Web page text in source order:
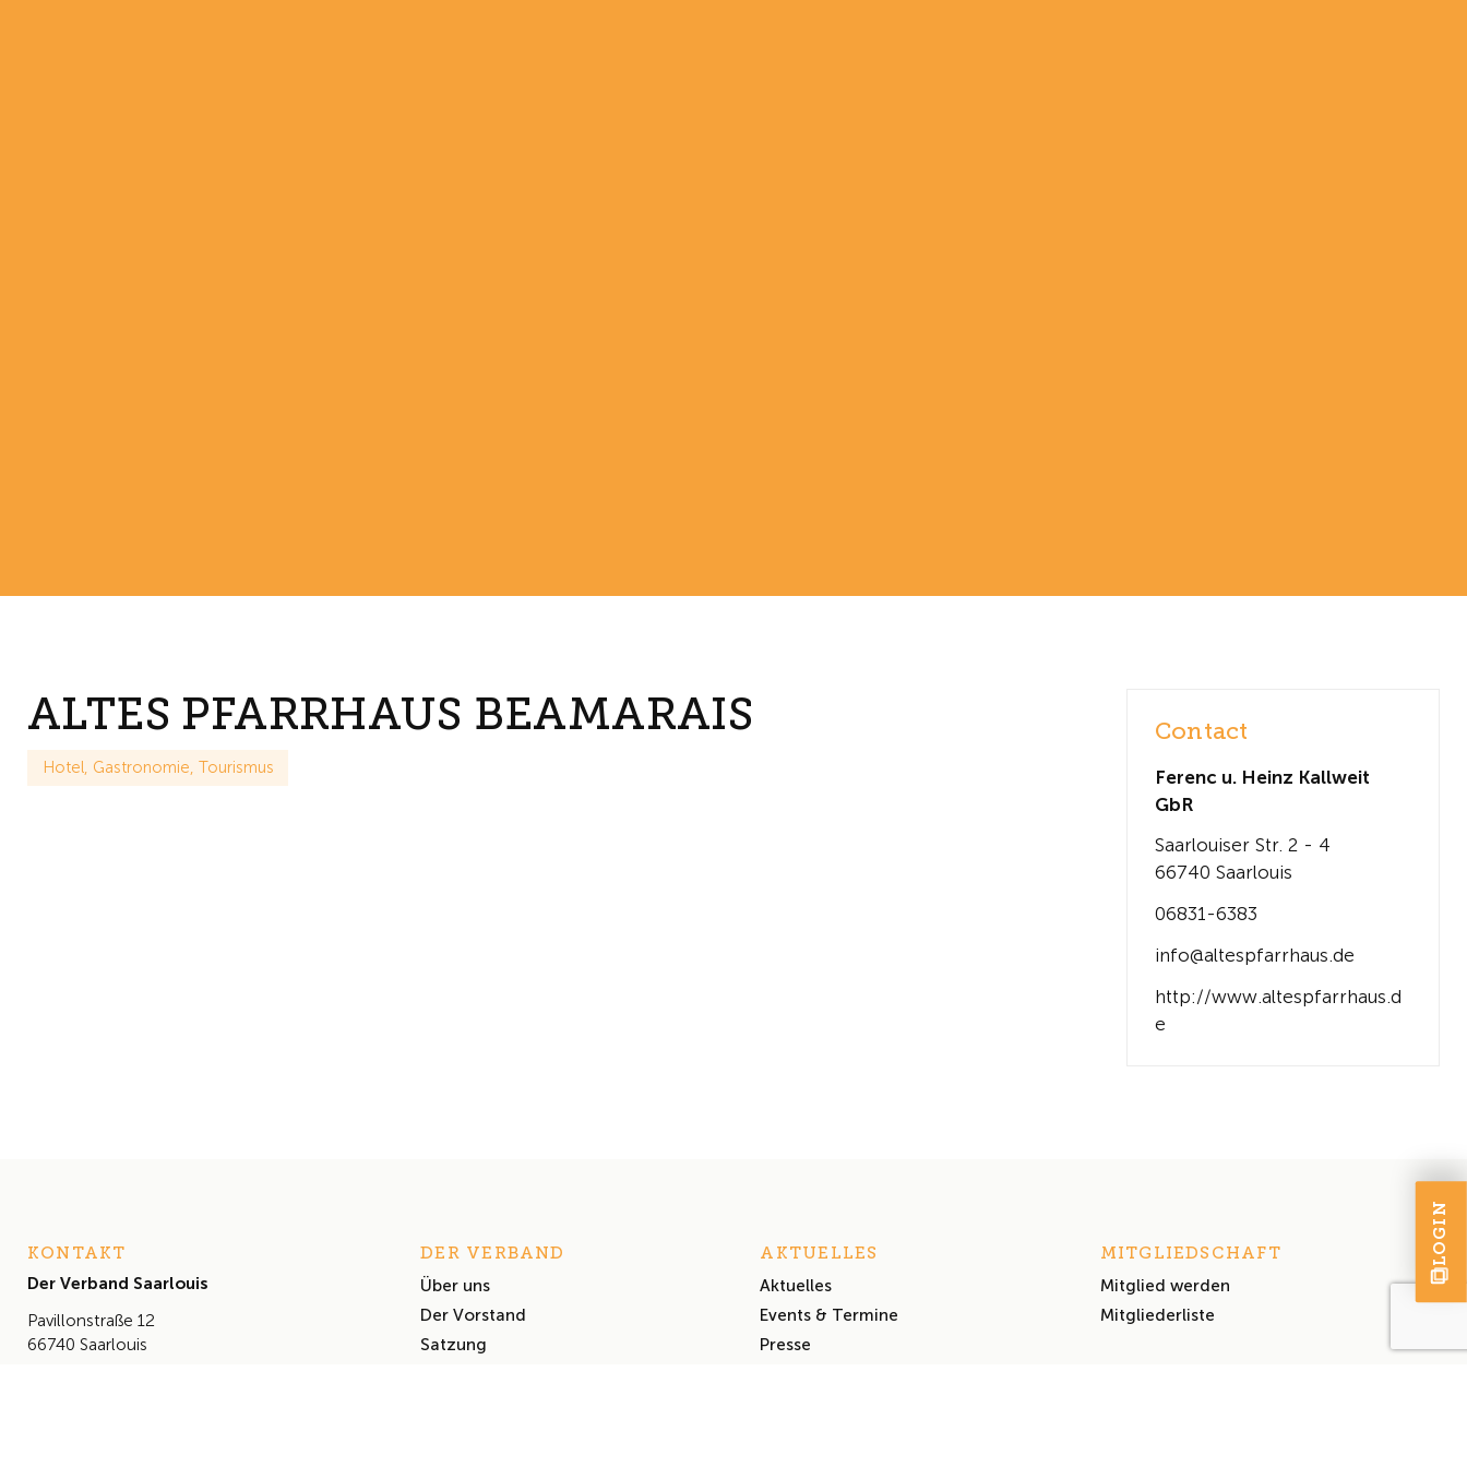
ALTES PFARRHAUS BEAMARAIS
Hotel, Gastronomie, Tourismus
Contact
Ferenc u. Heinz Kallweit
GbR
Saarlouiser Str. 2 - 4
66740 Saarlouis
06831-6383
info@altespfarrhaus.de
http://www.altespfarrhaus.d
e
KONTAKT
Der Verband Saarlouis
Pavillonstraße 12
66740 Saarlouis
DER VERBAND
Über uns
Der Vorstand
Satzung
AKTUELLES
Aktuelles
Events & Termine
Presse
MITGLIEDSCHAFT
Mitglied werden
Mitgliederliste
LOGIN